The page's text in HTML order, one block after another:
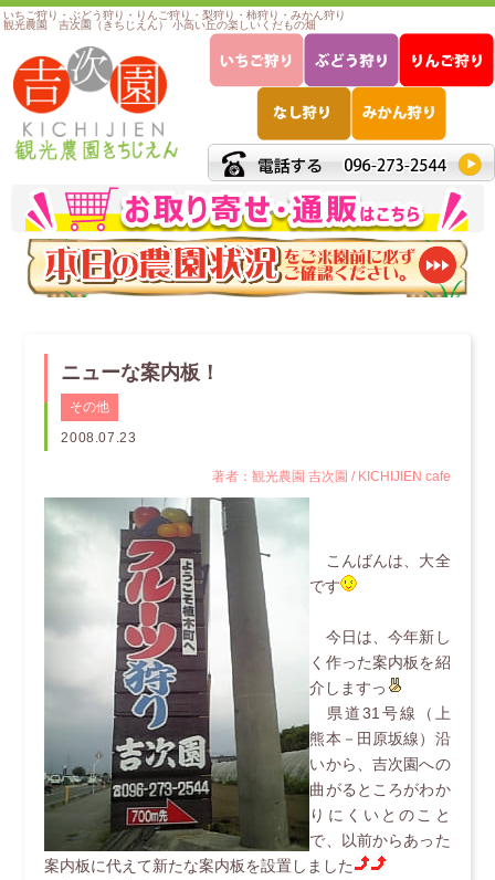
いちご狩り・ぶどう狩り・りんご狩り・梨狩り・柿狩り・みかん狩り
観光農園 吉次園（きちじえん） 小高い丘の楽しいくだもの畑
ニューな案内板！
その他
2008.07.23
著者：観光農園 吉次園 / KICHIJIEN cafe
こんばんは、大全
です
今日は、今年新し
く作った案内板を紹
介しますっ
県道31号線（上
熊本－田原坂線）沿
いから、吉次園への
曲がるところがわか
りにくいとのこと
で、以前からあった
案内板に代えて新たな案内板を設置しました